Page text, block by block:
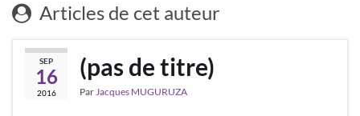
Articles de cet auteur
SEP
16
2016
(pas de titre)
ParJacques MUGURUZA